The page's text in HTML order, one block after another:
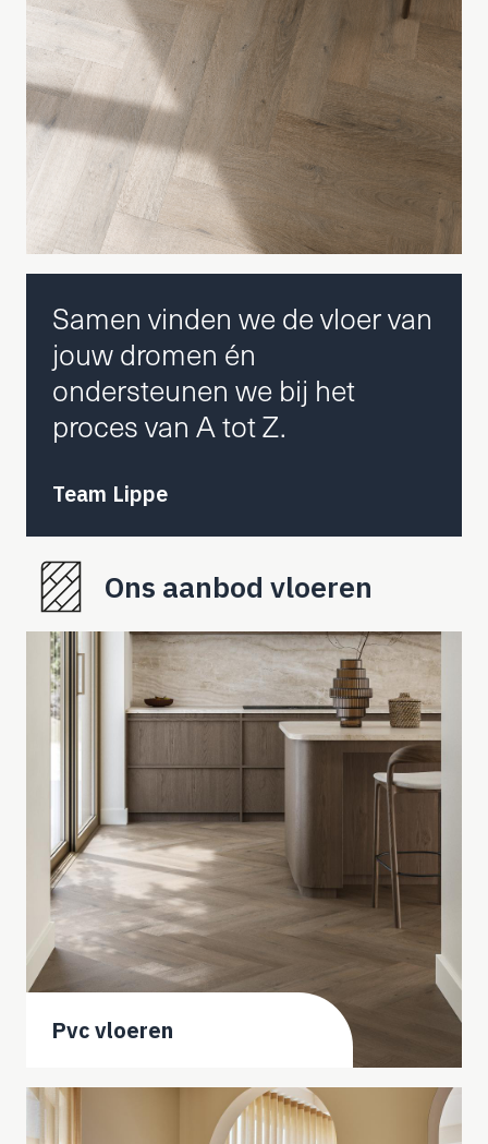
Samen vinden we de vloer van
jouw dromen én
ondersteunen we bij het
proces van A tot Z.
Team Lippe
Ons aanbod vloeren
Pvc vloeren